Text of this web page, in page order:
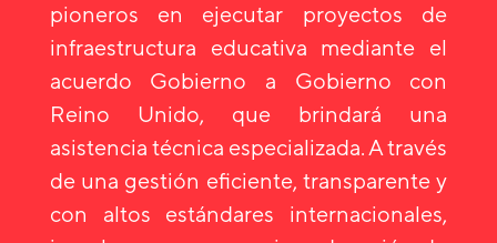
pioneros en ejecutar proyectos de
infraestructura educativa mediante el
acuerdo Gobierno a Gobierno con
Reino Unido, que brindará una
asistencia técnica especializada. A través
de una gestión eficiente, transparente y
con altos estándares internacionales,